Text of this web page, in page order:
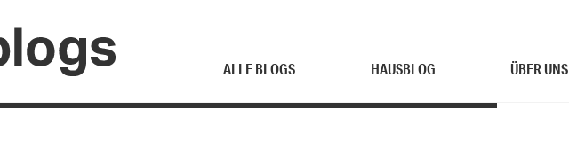
ALLE BLOGS HAUSBLOG ÜBER UNS